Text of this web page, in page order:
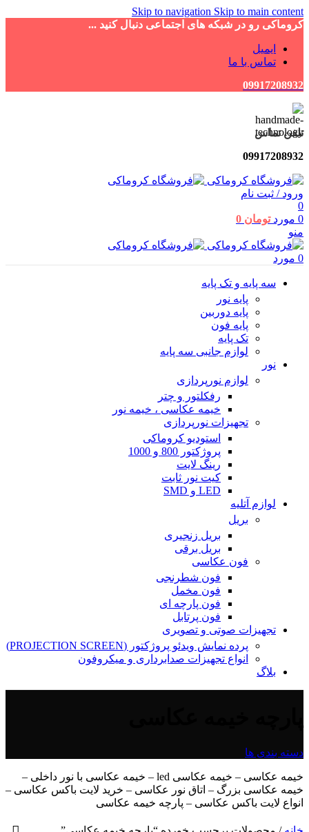
Skip to navigation Skip to main content
کروماکی رو در شبکه های اجتماعی دنبال کنید ...
ایمیل
تماس با ما
09917208932
تلفن تماس
09917208932
ورود / ثبت نام
0
0 مورد تومان
منو
0 مورد
سه پایه و تک پایه
پایه نور
پایه دوربین
پایه فون
تک پایه
لوازم جانبی سه پایه
نور
لوازم نورپردازی
رفکلتور و چتر
خیمه عکاسی ، خیمه نور
تجهیزات نورپردازی
استودیو کروماکی
پروژکتور 800 و 1000
رینگ لایت
کیت نور ثابت
LED و SMD
لوازم آتلیه
بریل
بریل زنجیری
بریل برقی
فون عکاسی
فون شطرنجی
فون مخمل
فون پارچه ای
فون پرتابل
تجهیزات صوتی و تصویری
پرده نمایش ویدئو پروژکتور (PROJECTION SCREEN)
انواع تجهیزات صدابرداری و میکروفون
بلاگ
دسته بندی ها
خیمه عکاسی – خیمه عکاسی led – خیمه عکاسی با نور داخلی –
خیمه عکاسی بزرگ – اتاق نور عکاسی – خرید لایت باکس عکاسی –
انواع لایت باکس عکاسی – پارچه خیمه عکاسی